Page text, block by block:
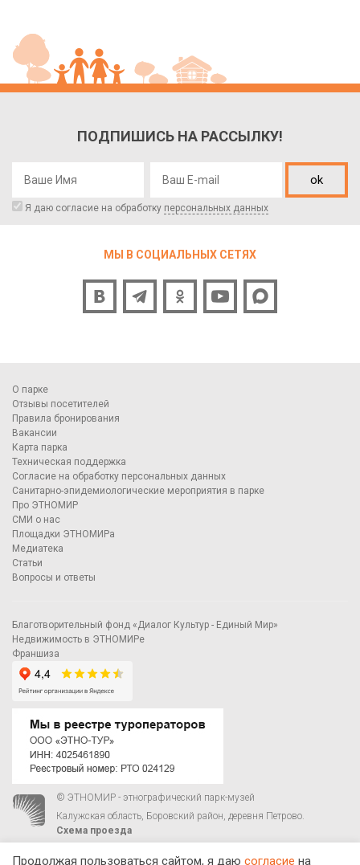
ПОДПИШИСЬ НА РАССЫЛКУ!
ok
Я даю согласие на обработку персональных данных
МЫ В СОЦИАЛЬНЫХ СЕТЯХ
О парке
Отзывы посетителей
Правила бронирования
Вакансии
Карта парка
Техническая поддержка
Согласие на обработку персональных данных
Санитарно-эпидемиологические мероприятия в парке
Про ЭТНОМИР
СМИ о нас
Площадки ЭТНОМИРа
Медиатека
Статьи
Вопросы и ответы
Благотворительный фонд «Диалог Культур - Единый Мир»
Недвижимость в ЭТНОМИРе
Франшиза
© ЭТНОМИР - этнографический парк-музей
Калужская область, Боровский район, деревня Петрово.
Схема проезда
Продолжая пользоваться сайтом, я даю согласие на